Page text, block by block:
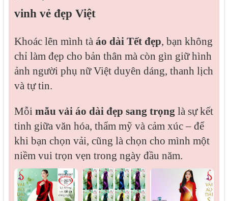
vinh vẻ đẹp Việt
Khoác lên mình tà áo dài Tết đẹp, bạn không
chỉ làm đẹp cho bản thân mà còn gìn giữ hình
ảnh người phụ nữ Việt duyên dáng, thanh lịch
và tự tin.
Mỗi mẫu vải áo dài đẹp sang trọng là sự kết
tinh giữa văn hóa, thẩm mỹ và cảm xúc – để
khi bạn chọn vải, cũng là chọn cho mình một
niềm vui trọn vẹn trong ngày đầu năm.